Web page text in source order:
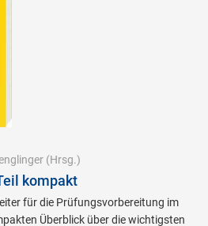
(Hrsg.)
kompakt
für die Prüfungsvorbereitung im
Überblick über die wichtigsten